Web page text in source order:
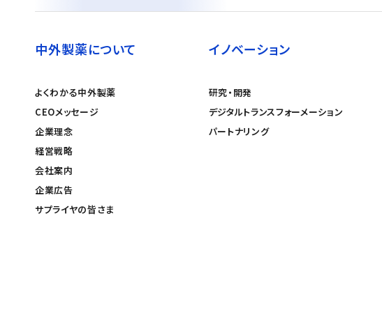
中外製薬について
よくわかる中外製薬
CEOメッセージ
企業理念
経営戦略
会社案内
企業広告
サプライヤの皆さま
イノベーション
研究・開発
デジタルトランスフォーメーション
パートナリング